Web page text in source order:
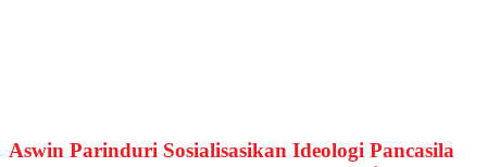
Aswin Parinduri Sosialisasikan Ideologi Pancasila